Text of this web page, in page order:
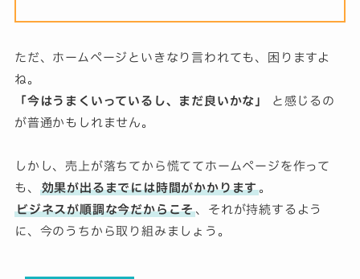
ただ、ホームページといきなり言われても、困りますよ
ね。
「今はうまくいっているし、まだ良いかな」
と感じるの
が普通かもしれません。
しかし、売上が落ちてから慌ててホームページを作って
も、
効果が出るまでには時間がかかります。
ビジネスが順調な今だからこそ、それが持続するよう
に、今のうちから取り組みましょう。